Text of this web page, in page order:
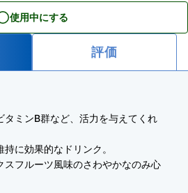
使用中にする
評価
ミンB群など、活力を与えてくれ
に効果的なドリンク。
フルーツ風味のさわやかなのみ心